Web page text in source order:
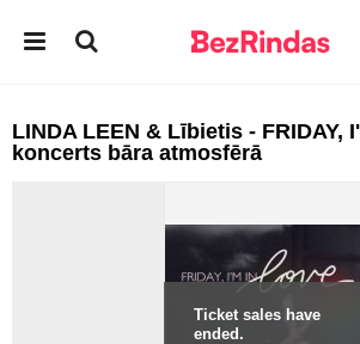
LINDA LEEN & Lībietis - FRIDAY,
koncerts bāra atmosfērā
Ticket sales have
ended.